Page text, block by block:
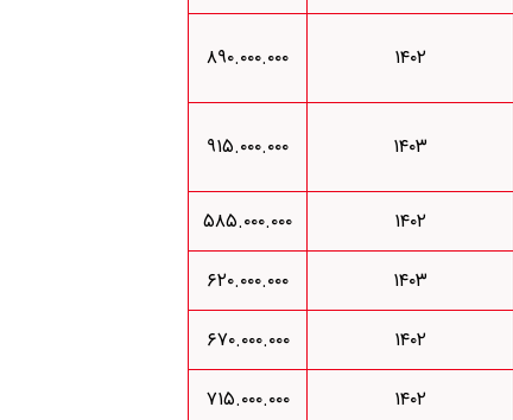
۱۴۰۲ ۸۹۰.۰۰۰.۰۰۰
۱۴۰۳ ۹۱۵.۰۰۰.۰۰۰
۱۴۰۲
۵۸۵.۰۰۰.۰۰۰
۱۴۰۳
۶۲۰.۰۰۰.۰۰۰
۱۴۰۲
۶۷۰.۰۰۰.۰۰۰
۱۴۰۲
۷۱۵.۰۰۰.۰۰۰